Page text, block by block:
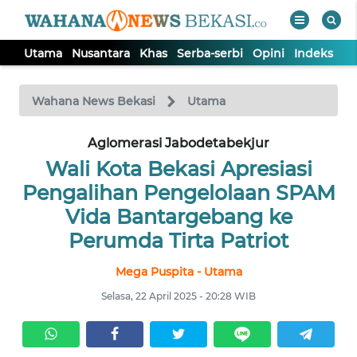
Utama Nusantara Khas Serba-serbi Opini Indeks
Wahana News Bekasi Utama
Aglomerasi Jabodetabekjur
Wali Kota Bekasi Apresiasi
Pengalihan Pengelolaan SPAM
Vida Bantargebang ke
Perumda Tirta Patriot
Mega Puspita - Utama
Selasa, 22 April 2025 - 20:28 WIB
TV
Tutup
NUSANTARA
OPINI